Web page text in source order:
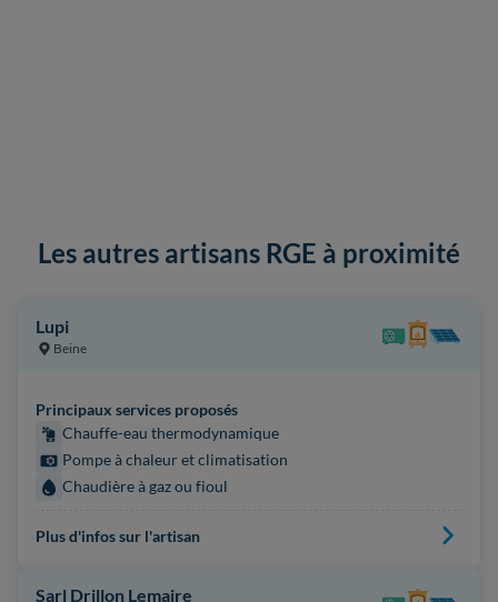
Les autres artisans RGE à proximité
Lupi
Beine
Principaux services proposés
Chauffe-eau thermodynamique
Pompe à chaleur et climatisation
Chaudière à gaz ou fioul
Plus d'infos sur l'artisan
Sarl Drillon Lemaire